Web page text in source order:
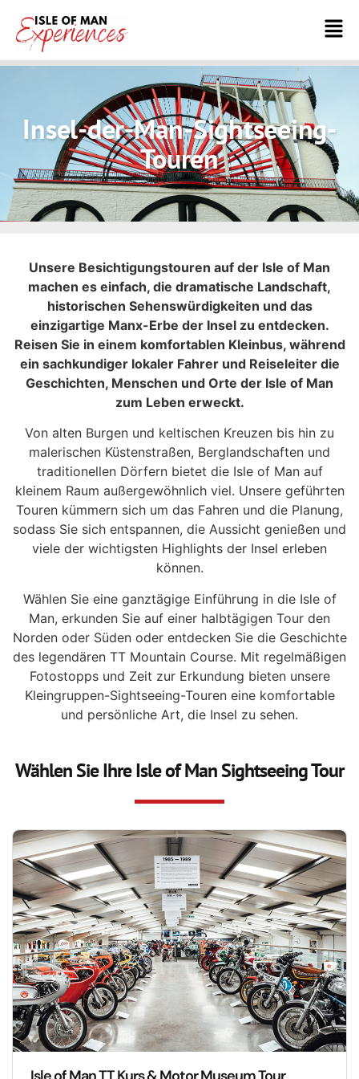
Insel-der-Man-Sightseeing-
Touren
Unsere Besichtigungstouren auf der Isle of Man
machen es einfach, die dramatische Landschaft,
historischen Sehenswürdigkeiten und das
einzigartige Manx-Erbe der Insel zu entdecken.
Reisen Sie in einem komfortablen Kleinbus, während
ein sachkundiger lokaler Fahrer und Reiseleiter die
Geschichten, Menschen und Orte der Isle of Man
zum Leben erweckt.
Von alten Burgen und keltischen Kreuzen bis hin zu
malerischen Küstenstraßen, Berglandschaften und
traditionellen Dörfern bietet die Isle of Man auf
kleinem Raum außergewöhnlich viel. Unsere geführten
Touren kümmern sich um das Fahren und die Planung,
sodass Sie sich entspannen, die Aussicht genießen und
viele der wichtigsten Highlights der Insel erleben
können.
Wählen Sie eine ganztägige Einführung in die Isle of
Man, erkunden Sie auf einer halbtägigen Tour den
Norden oder Süden oder entdecken Sie die Geschichte
des legendären TT Mountain Course. Mit regelmäßigen
Fotostopps und Zeit zur Erkundung bieten unsere
Kleingruppen-Sightseeing-Touren eine komfortable
und persönliche Art, die Insel zu sehen.
Wählen Sie Ihre Isle of Man Sightseeing Tour